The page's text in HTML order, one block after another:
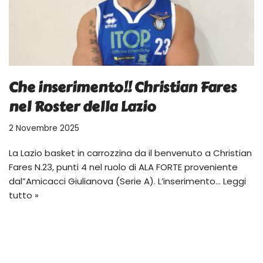
Che inserimento!! Christian Fares
nel Roster della Lazio
2 Novembre 2025
La Lazio basket in carrozzina da il benvenuto a Christian
Fares N.23, punti 4 nel ruolo di ALA FORTE proveniente
dal”Amicacci Giulianova (Serie A). L’inserimento… Leggi
tutto »